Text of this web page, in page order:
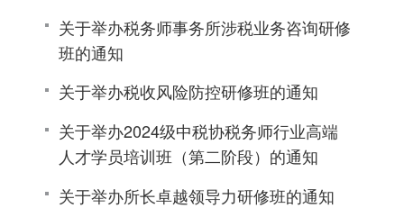
关于举办税务师事务所涉税业务咨询研修
班的通知
关于举办税收风险防控研修班的通知
关于举办2024级中税协税务师行业高端
人才学员培训班（第二阶段）的通知
关于举办所长卓越领导力研修班的通知